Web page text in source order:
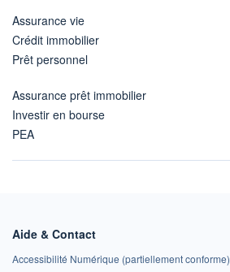
Assurance vie
Crédit immobilier
Prêt personnel
Assurance prêt immobilier
Investir en bourse
PEA
Aide & Contact
Accessibilité Numérique (partiellement conforme)